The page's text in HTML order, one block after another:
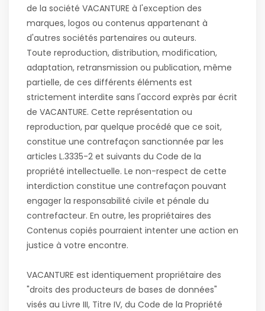
de la société VACANTURE à l'exception des
marques, logos ou contenus appartenant à
d'autres sociétés partenaires ou auteurs.
Toute reproduction, distribution, modification,
adaptation, retransmission ou publication, même
partielle, de ces différents éléments est
strictement interdite sans l'accord exprès par écrit
de VACANTURE. Cette représentation ou
reproduction, par quelque procédé que ce soit,
constitue une contrefaçon sanctionnée par les
articles L.3335-2 et suivants du Code de la
propriété intellectuelle. Le non-respect de cette
interdiction constitue une contrefaçon pouvant
engager la responsabilité civile et pénale du
contrefacteur. En outre, les propriétaires des
Contenus copiés pourraient intenter une action en
justice à votre encontre.
VACANTURE est identiquement propriétaire des
"droits des producteurs de bases de données"
visés au Livre III, Titre IV, du Code de la Propriété